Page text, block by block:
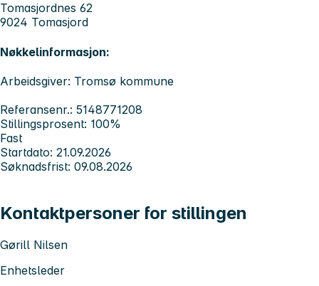
Tomasjordnes 62
9024 Tomasjord
Nøkkelinformasjon:
Arbeidsgiver: Tromsø kommune
Referansenr.: 5148771208
Stillingsprosent: 100%
Fast
Startdato: 21.09.2026
Søknadsfrist: 09.08.2026
Kontaktpersoner for stillingen
Gørill Nilsen
Enhetsleder